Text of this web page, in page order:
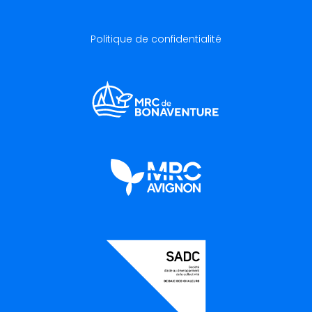
Politique de confidentialité